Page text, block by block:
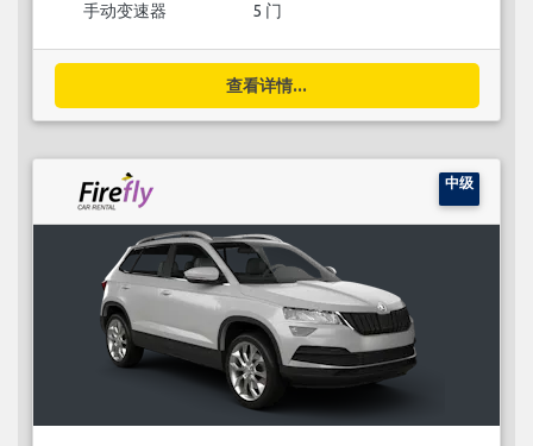
手动变速器 5 门
查看详情...
中级